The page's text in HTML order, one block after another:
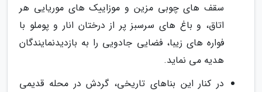
سقف های چوبی مزین و موزاییک های موریایی هر
اتاق، و باغ های سرسبز پر از درختان انار و پوملو با
فواره های زیبا، فضایی جادویی را به بازدیدنمایندگان
هدیه می نماید.
در کنار این بناهای تاریخی، گردش در محله قدیمی